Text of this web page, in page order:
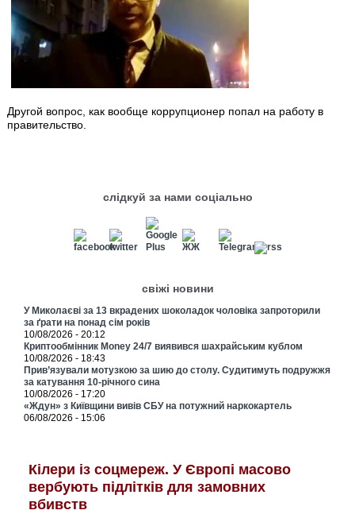
Другой вопрос, как вообще коррупционер попал на работу в
правительство.
слідкуй за нами соціально
свіжі новини
У Миколаєві за 13 вкрадених шоколадок чоловіка запроторили
за ґрати на понад сім років
10/08/2026 - 20:12
Криптообмінник Money 24/7 виявився шахрайським кублом
10/08/2026 - 18:43
Прив’язували мотузкою за шию до столу. Судитимуть подружжя
за катування 10-річного сина
10/08/2026 - 17:20
«Ждун» з Київщини вивів СБУ на потужний наркокартель
06/08/2026 - 15:06
Кілери із соцмереж. У Європі масово
вербують підлітків для замовних
вбивств